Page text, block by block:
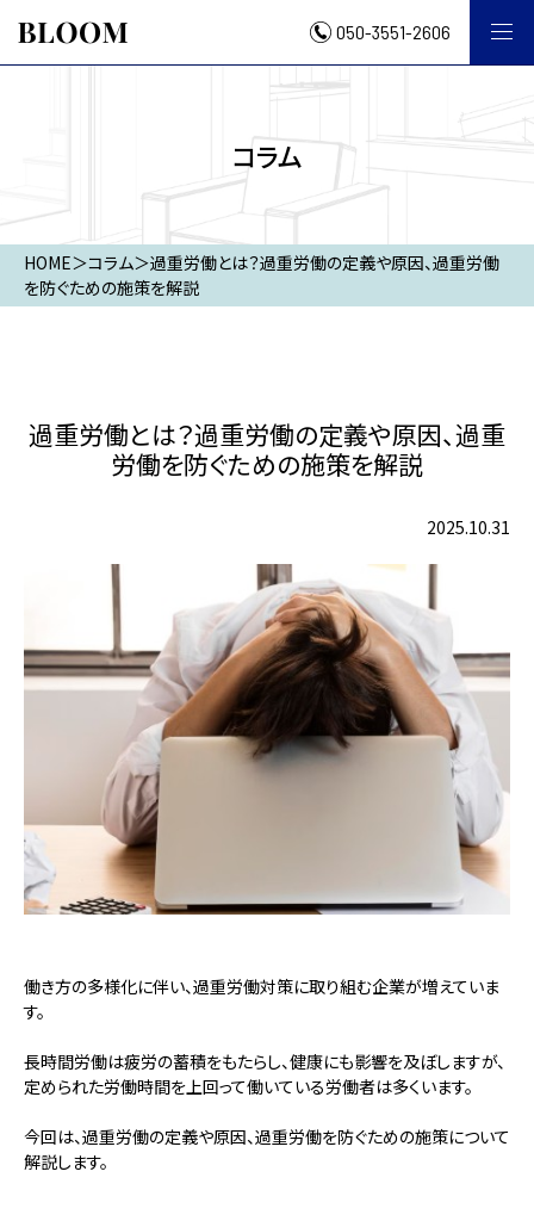
050-3551-2606
コラム
HOME＞コラム＞過重労働とは？過重労働の定義や原因、過重労働
を防ぐための施策を解説
過重労働とは？過重労働の定義や原因、過重
労働を防ぐための施策を解説
2025.10.31
働き方の多様化に伴い、過重労働対策に取り組む企業が増えていま
す。
長時間労働は疲労の蓄積をもたらし、健康にも影響を及ぼしますが、
定められた労働時間を上回って働いている労働者は多くいます。
今回は、過重労働の定義や原因、過重労働を防ぐための施策について
解説します。